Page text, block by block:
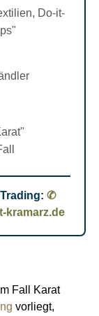
Do-it-
✆
kramarz.de
Fall Karat
vorliegt,